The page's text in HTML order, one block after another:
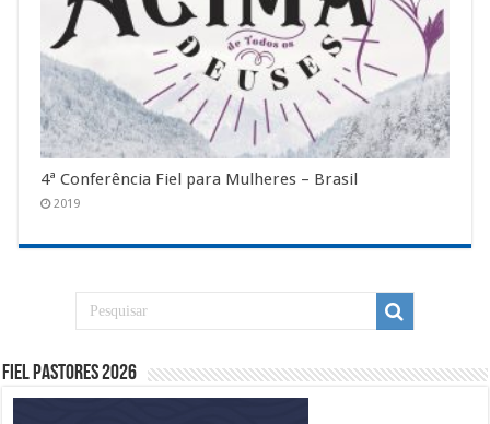
4ª Conferência Fiel para Mulheres – Brasil
2019
Fiel Pastores 2026